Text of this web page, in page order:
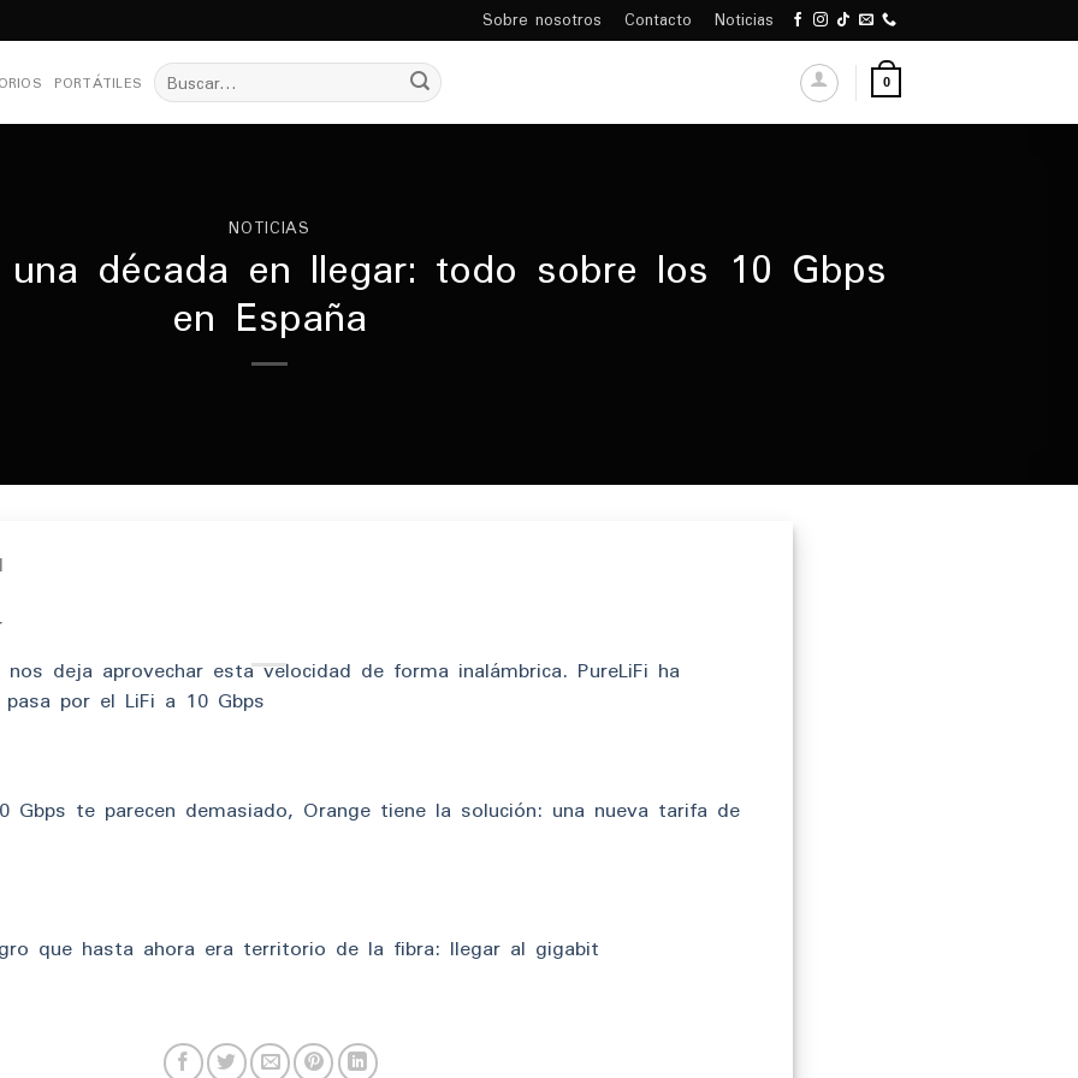
Sobre nosotros Contacto Noticias
PORTÁTILES Buscar
por: 0
NOTICIAS
década en llegar: todo sobre los 10 Gbps
en España
deja aprovechar esta velocidad de forma inalámbrica. PureLiFi ha
por el LiFi a 10 Gbps
te parecen demasiado, Orange tiene la solución: una nueva tarifa de
que hasta ahora era territorio de la fibra: llegar al gigabit